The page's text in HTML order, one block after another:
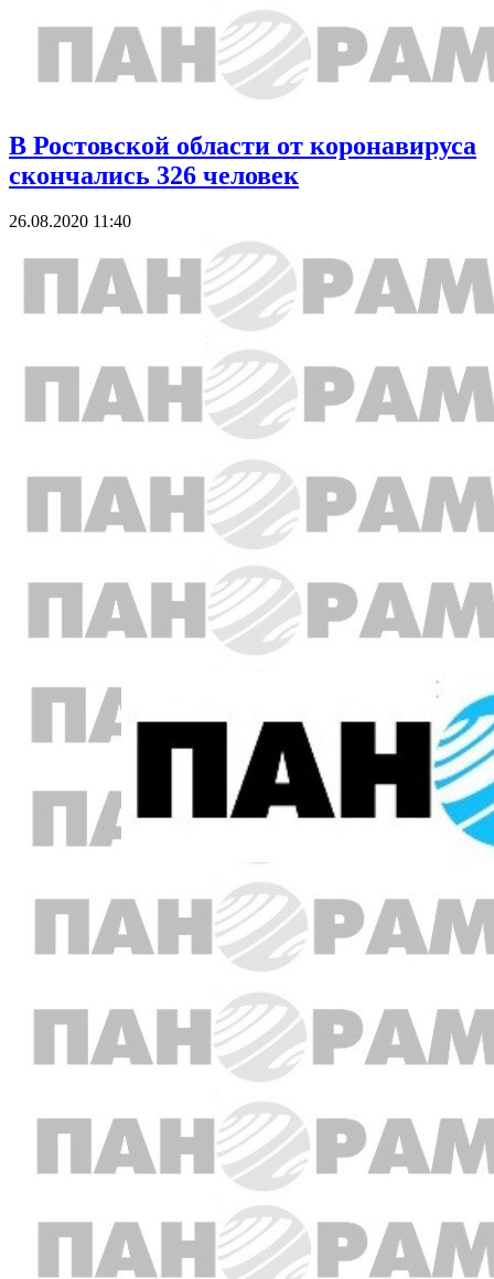
В Ростовской области от коронавируса
скончались 326 человек
26.08.2020 11:40